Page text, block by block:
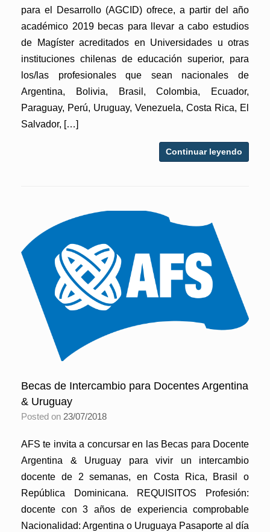
para el Desarrollo (AGCID) ofrece, a partir del año
académico 2019 becas para llevar a cabo estudios
de Magíster acreditados en Universidades u otras
instituciones chilenas de educación superior, para
los/las profesionales que sean nacionales de
Argentina, Bolivia, Brasil, Colombia, Ecuador,
Paraguay, Perú, Uruguay, Venezuela, Costa Rica, El
Salvador, […]
Continuar leyendo
Becas de Intercambio para Docentes Argentina
& Uruguay
Posted on 23/07/2018
AFS te invita a concursar en las Becas para Docente
Argentina & Uruguay para vivir un intercambio
docente de 2 semanas, en Costa Rica, Brasil o
República Dominicana. REQUISITOS Profesión:
docente con 3 años de experiencia comprobable
Nacionalidad: Argentina o Uruguaya Pasaporte al día